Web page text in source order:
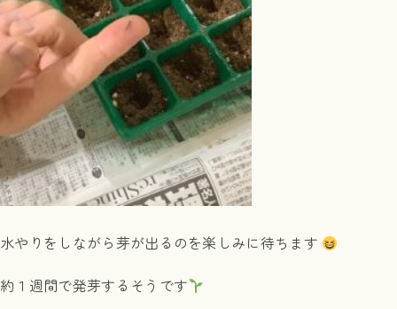
水やりをしながら芽が出るのを楽しみに待ちます
約１週間で発芽するそうです